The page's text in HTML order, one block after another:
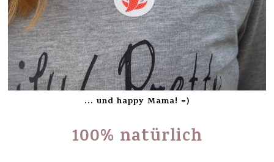
… und happy Mama! =)
100% natürlich